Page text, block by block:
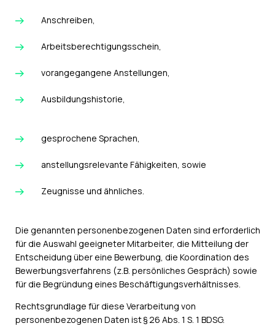
Anschreiben,
Arbeitsberechtigungsschein,
vorangegangene Anstellungen,
Ausbildungshistorie,
gesprochene Sprachen,
anstellungsrelevante Fähigkeiten, sowie
Zeugnisse und ähnliches.
Die genannten personenbezogenen Daten sind erforderlich
für die Auswahl geeigneter Mitarbeiter, die Mitteilung der
Entscheidung über eine Bewerbung, die Koordination des
Bewerbungsverfahrens (z.B. persönliches Gespräch) sowie
für die Begründung eines Beschäftigungsverhältnisses.
Rechtsgrundlage für diese Verarbeitung von
personenbezogenen Daten ist § 26 Abs. 1 S. 1 BDSG.